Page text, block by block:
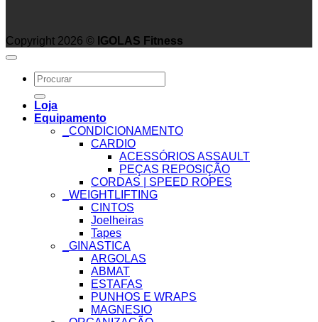
Copyright 2026 © IGOLAS Fitness
Search
for:
Loja
Equipamento
_CONDICIONAMENTO
CARDIO
ACESSÓRIOS ASSAULT
PEÇAS REPOSIÇÃO
CORDAS | SPEED ROPES
_WEIGHTLIFTING
CINTOS
Joelheiras
Tapes
_GINASTICA
ARGOLAS
ABMAT
ESTAFAS
PUNHOS E WRAPS
MAGNESIO